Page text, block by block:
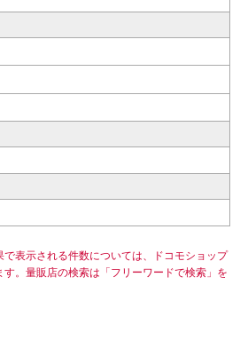
で表示される件数については、ドコモショップ
。量販店の検索は「フリーワードで検索」を